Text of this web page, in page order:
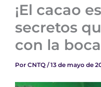
¡El cacao
secretos
con la
Por CNTQ /13 de mayo de